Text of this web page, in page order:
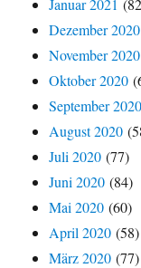
Januar 2021
Dezember 2020
November 2020
Oktober 2020
September 2020
August 2020
Juli 2020 (77)
Juni 2020 (84)
Mai 2020 (60)
April 2020 (58)
März 2020 (77)